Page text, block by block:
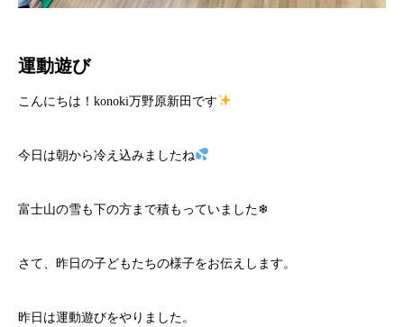
運動遊び
こんにちは！konoki万野原新田です
今日は朝から冷え込みましたね
富士山の雪も下の方まで積もっていました❄
さて、昨日の子どもたちの様子をお伝えします。
昨日は運動遊びをやりました。